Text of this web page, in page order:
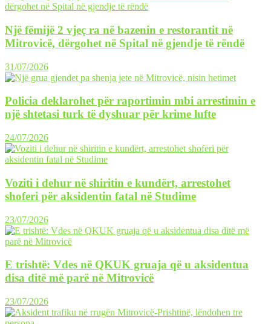
Një fëmijë 2 vjeç ra në bazenin e restorantit në
Mitrovicë, dërgohet në Spital në gjendje të rëndë
31/07/2026
Policia deklarohet për raportimin mbi arrestimin e
një shtetasi turk të dyshuar për krime lufte
24/07/2026
Voziti i dehur në shiritin e kundërt, arrestohet
shoferi për aksidentin fatal në Studime
23/07/2026
E trishtë: Vdes në QKUK gruaja që u aksidentua
disa ditë më parë në Mitrovicë
23/07/2026